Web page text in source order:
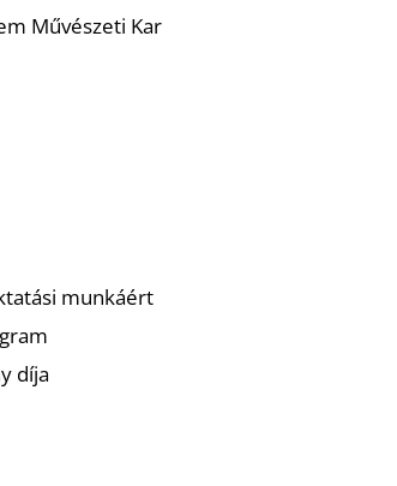
Művészeti Kar
munkáért
díja